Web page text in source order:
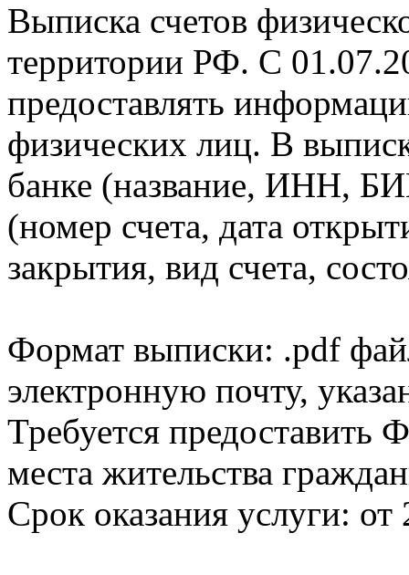
Выписка счетов
территории РФ. С
предоставлять
физических лиц. В
банке (название, ИНН,
(номер счета, дата
закрытия, вид счета,
Формат выписки: .pdf
электронную почту,
Требуется
места жительства
Срок оказания услуги: от